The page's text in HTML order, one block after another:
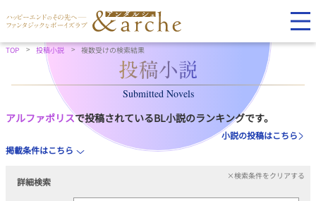
TOP 投稿小説 複数受けの検索結果
Submitted Novels
アルファポリスで投稿されているBL小説のランキングです。
小説の投稿はこちら
掲載条件はこちら
詳細検索
×検索条件をクリアする